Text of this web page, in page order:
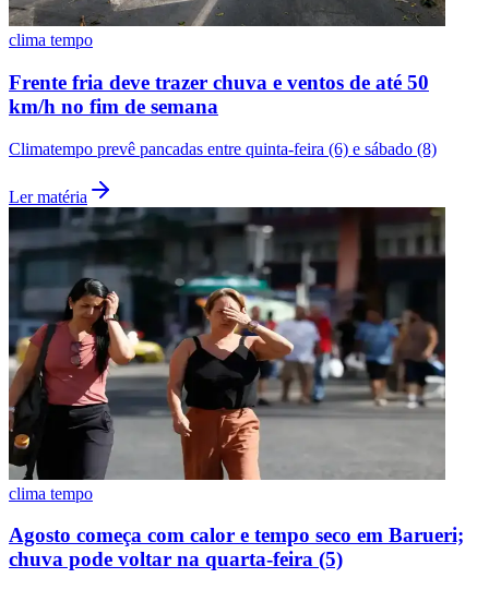
Flamengo
clima tempo
Frente fria deve trazer chuva e ventos de até 50
km/h no fim de semana
Climatempo prevê pancadas entre quinta-feira (6) e sábado (8)
Ler matéria
clima tempo
Agosto começa com calor e tempo seco em Barueri;
chuva pode voltar na quarta-feira (5)